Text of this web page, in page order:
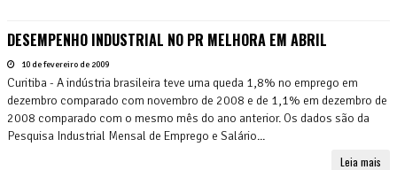
DESEMPENHO INDUSTRIAL NO PR MELHORA EM ABRIL
10 de fevereiro de 2009
Curitiba - A indústria brasileira teve uma queda 1,8% no emprego em
dezembro comparado com novembro de 2008 e de 1,1% em dezembro de
2008 comparado com o mesmo mês do ano anterior. Os dados são da
Pesquisa Industrial Mensal de Emprego e Salário...
Leia mais